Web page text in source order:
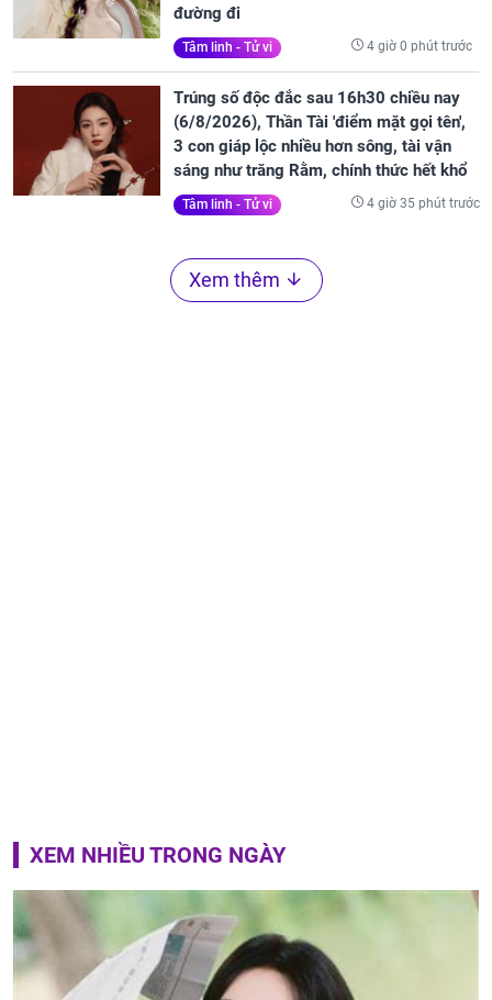
đường đi
Tâm linh - Tử vi 4 giờ 0 phút trước
Trúng số độc đắc sau 16h30 chiều nay
(6/8/2026), Thần Tài 'điểm mặt gọi tên',
3 con giáp lộc nhiều hơn sông, tài vận
sáng như trăng Rằm, chính thức hết khổ
Tâm linh - Tử vi 4 giờ 35 phút trước
Xem thêm
XEM NHIỀU TRONG NGÀY